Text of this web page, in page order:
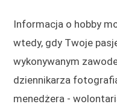
Informacja o hobby
wtedy, gdy Twoje
wykonywanym
dziennikarza
menedżera -